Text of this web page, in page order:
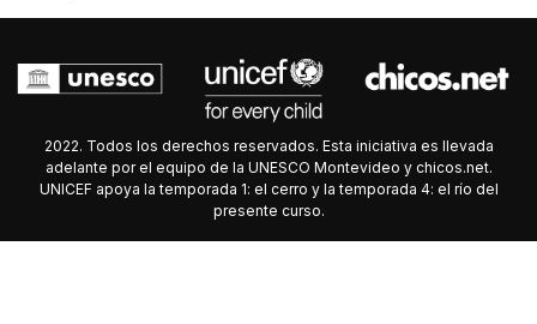
2022. Todos los derechos reservados. Esta iniciativa es llevada
adelante por el equipo de la UNESCO Montevideo y chicos.net.
UNICEF apoya la temporada 1: el cerro y la temporada 4: el río del
presente curso.